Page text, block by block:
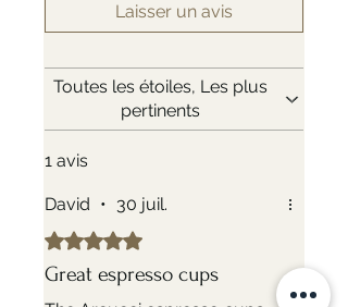
Laisser un avis
Toutes les étoiles, Les plus
pertinents
1 avis
David • 30 juil.
Noté 5 sur 5.
Great espresso cups